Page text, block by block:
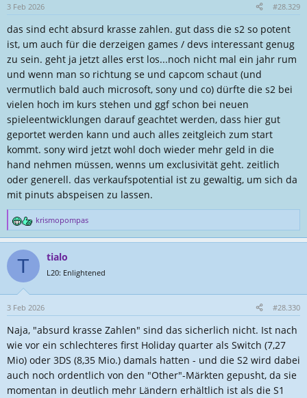
3 Feb 2026 #28.329
das sind echt absurd krasse zahlen. gut dass die s2 so potent
ist, um auch für die derzeigen games / devs interessant genug
zu sein. geht ja jetzt alles erst los...noch nicht mal ein jahr rum
und wenn man so richtung se und capcom schaut (und
vermutlich bald auch microsoft, sony und co) dürfte die s2 bei
vielen hoch im kurs stehen und ggf schon bei neuen
spieleentwicklungen darauf geachtet werden, dass hier gut
geportet werden kann und auch alles zeitgleich zum start
kommt. sony wird jetzt wohl doch wieder mehr geld in die
hand nehmen müssen, wenns um exclusivität geht. zeitlich
oder generell. das verkaufspotential ist zu gewaltig, um sich da
mit pinuts abspeisen zu lassen.
R
e
o
n
e
n
:
krismopompas
T tialo
L20: Enlightened
3 Feb 2026 #28.330
Naja, "absurd krasse Zahlen" sind das sicherlich nicht. Ist nach
wie vor ein schlechteres first Holiday quarter als Switch (7,27
Mio) oder 3DS (8,35 Mio.) damals hatten - und die S2 wird dabei
auch noch ordentlich von den "Other"-Märkten gepusht, da sie
momentan in deutlich mehr Ländern erhältlich ist als die S1